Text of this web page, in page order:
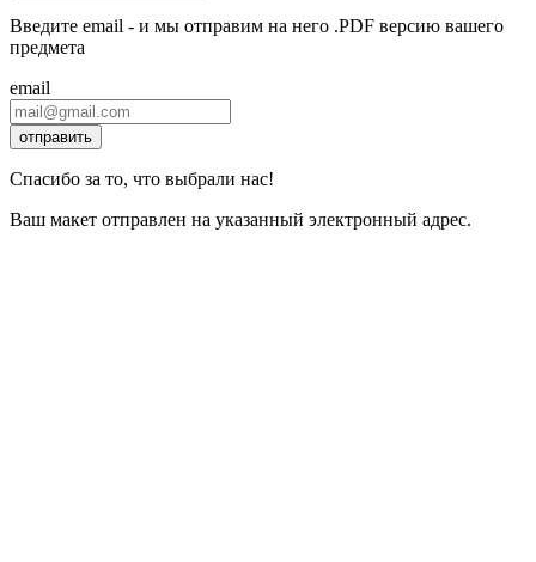
Введите email - и мы отправим на него .PDF версию вашего
предмета
email
отправить
Спасибо за то, что выбрали нас!
Ваш макет отправлен на указанный электронный адрес.